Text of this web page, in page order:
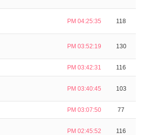
PM 04:25:35 118
PM 03:52:19 130
PM 03:42:31 116
PM 03:40:45 103
PM 03:07:50 77
PM 02:45:52 116